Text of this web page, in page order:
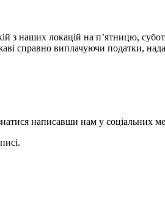
з наших локацій на п’ятницю,
справно виплачуючи податки,
написавши нам у соціальних